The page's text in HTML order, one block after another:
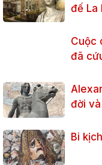
đế La
Cuộc
đã
đời
Bi